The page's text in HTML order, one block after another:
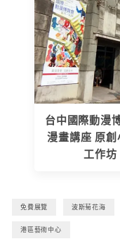
台中國際動漫
漫畫講座 原創
工作坊
免費展覽 波斯菊花海
港區藝術中心